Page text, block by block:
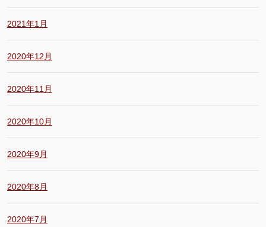
2021年1月
2020年12月
2020年11月
2020年10月
2020年9月
2020年8月
2020年7月